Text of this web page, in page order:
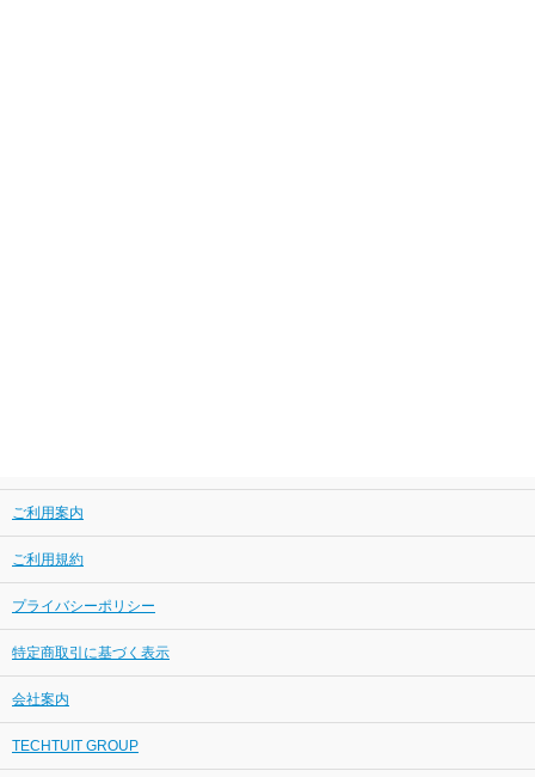
ご利用案内
ご利用規約
プライバシーポリシー
特定商取引に基づく表示
会社案内
TECHTUIT GROUP